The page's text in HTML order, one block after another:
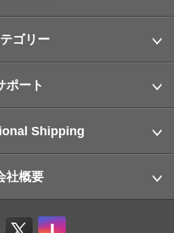
ゴリー
ポート
Shipping
社概要